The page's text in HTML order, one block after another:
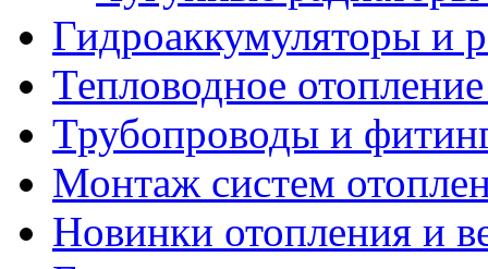
Гидроаккумуляторы и
Тепловодное
Трубопроводы и
Монтаж систем
Новинки отопления и